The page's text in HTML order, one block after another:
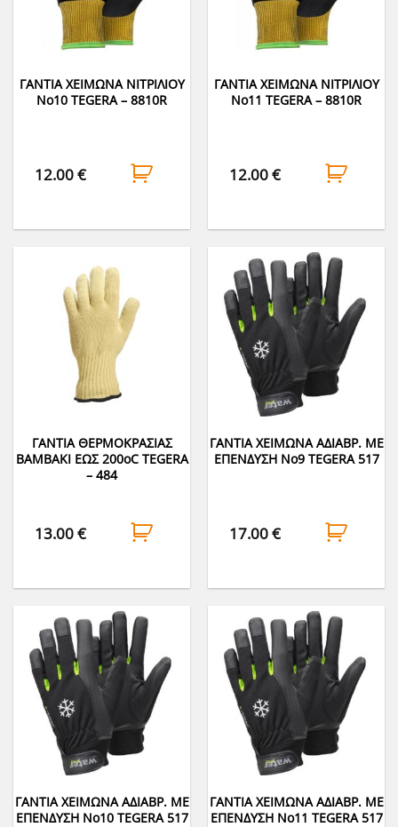
ΓΑΝΤΙΑ ΧΕΙΜΩΝΑ ΝΙΤΡΙΛΙΟΥ
Νο10 TEGERA – 8810R
12.00€
ΓΑΝΤΙΑ ΧΕΙΜΩΝΑ ΝΙΤΡΙΛΙΟΥ
Νο11 TEGERA – 8810R
12.00€
ΓΑΝΤΙΑ ΘΕΡΜΟΚΡΑΣΙΑΣ
ΒΑΜΒΑΚΙ ΕΩΣ 200οC TEGERA
– 484
13.00€
ΓΑΝΤΙΑ ΧΕΙΜΩΝΑ ΑΔΙΑΒΡ. ΜΕ
ΕΠΕΝΔΥΣΗ Νο9 TEGERA 517
17.00€
ΓΑΝΤΙΑ ΧΕΙΜΩΝΑ ΑΔΙΑΒΡ. ΜΕ
ΕΠΕΝΔΥΣΗ Νο10 TEGERA 517
ΓΑΝΤΙΑ ΧΕΙΜΩΝΑ ΑΔΙΑΒΡ. ΜΕ
ΕΠΕΝΔΥΣΗ Νο11 TEGERA 517